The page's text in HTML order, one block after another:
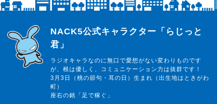
らじっと君
NACK5公式キャラクター「らじっと
君」
ラジオキャラなのに無口で愛想がない変わりものです
が、根は優しく、コミュニケーション力は抜群です！
3月3日（桃の節句・耳の日）生まれ（出生地はときがわ
町）
座右の銘「足で稼ぐ」